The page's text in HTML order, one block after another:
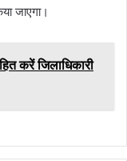
जाएगा।
करें जिलाधिकारी